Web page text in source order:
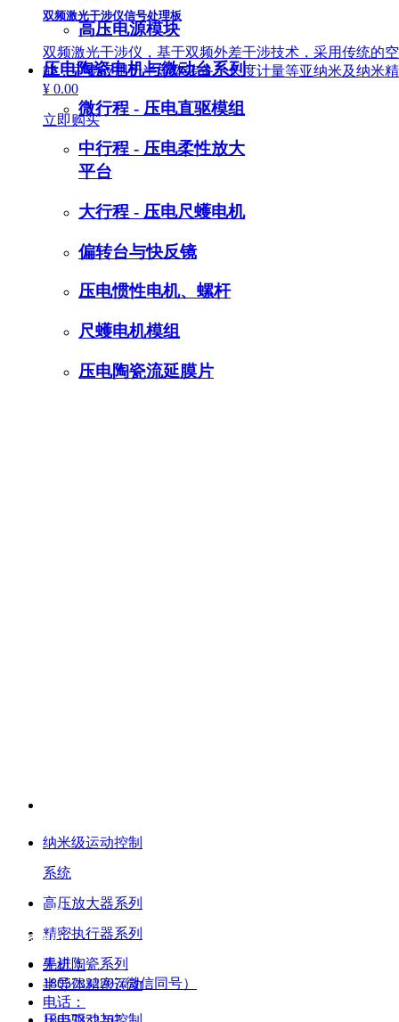
高压电源模块
压电陶瓷电机与微动台系列
微行程 - 压电直驱模组
中行程 - 压电柔性放大
平台
大行程 - 压电尺蠖电机
偏转台与快反镜
压电惯性电机、螺杆
尺蠖电机模组
压电陶瓷流延膜片
双频激光干涉仪信号处理板
双频激光干涉仪，基于双频外差干涉技术，采用传统的
能，主要应用于半导体装备、长度计量等亚纳米及纳米
¥ 0.00
立即购买
纳米级运动控制
系统
高压放大器系列
精密执行器系列
先进陶瓷系列
解决方案
半导体精密运动
联系我们
手机：
18057332207(微信同号）
电话：